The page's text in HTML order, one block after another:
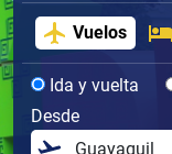
Vuelos
Ida y vuelta
Desde